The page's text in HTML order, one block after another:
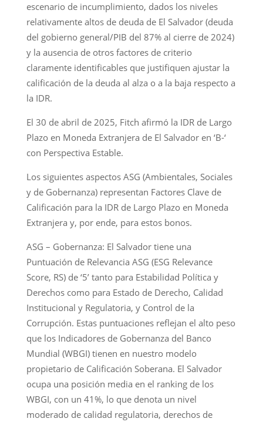
escenario de incumplimiento, dados los niveles
relativamente altos de deuda de El Salvador (deuda
del gobierno general/PIB del 87% al cierre de 2024)
y la ausencia de otros factores de criterio
claramente identificables que justifiquen ajustar la
calificación de la deuda al alza o a la baja respecto a
la IDR.
El 30 de abril de 2025, Fitch afirmó la IDR de Largo
Plazo en Moneda Extranjera de El Salvador en ‘B-‘
con Perspectiva Estable.
Los siguientes aspectos ASG (Ambientales, Sociales
y de Gobernanza) representan Factores Clave de
Calificación para la IDR de Largo Plazo en Moneda
Extranjera y, por ende, para estos bonos.
ASG – Gobernanza: El Salvador tiene una
Puntuación de Relevancia ASG (ESG Relevance
Score, RS) de ‘5’ tanto para Estabilidad Política y
Derechos como para Estado de Derecho, Calidad
Institucional y Regulatoria, y Control de la
Corrupción. Estas puntuaciones reflejan el alto peso
que los Indicadores de Gobernanza del Banco
Mundial (WBGI) tienen en nuestro modelo
propietario de Calificación Soberana. El Salvador
ocupa una posición media en el ranking de los
WBGI, con un 41%, lo que denota un nivel
moderado de calidad regulatoria, derechos de